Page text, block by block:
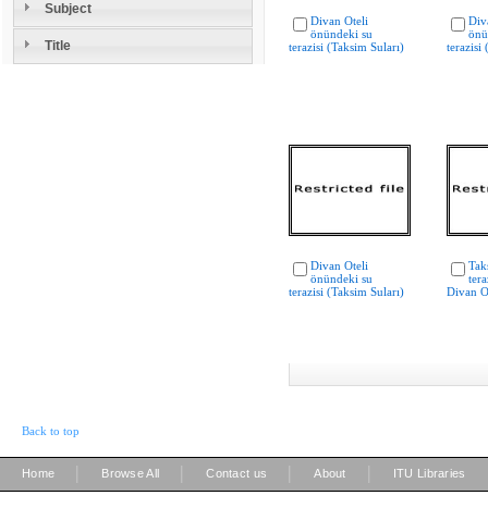
Subject
Title
Divan Oteli
önündeki su
terazisi (Taksim Suları)
terazisi
Divan Oteli
önündeki su
terazisi (Taksim Suları)
Divan
Back to top
Home Browse All Contact us About ITU Libraries